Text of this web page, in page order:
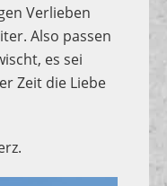
Verlieben
Also passen
es sei
Zeit die Liebe